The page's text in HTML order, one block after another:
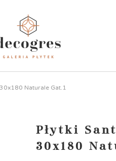
Naturale Gat.1
Płytki
30x180